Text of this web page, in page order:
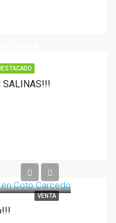
SALINAS!!!
VENTA